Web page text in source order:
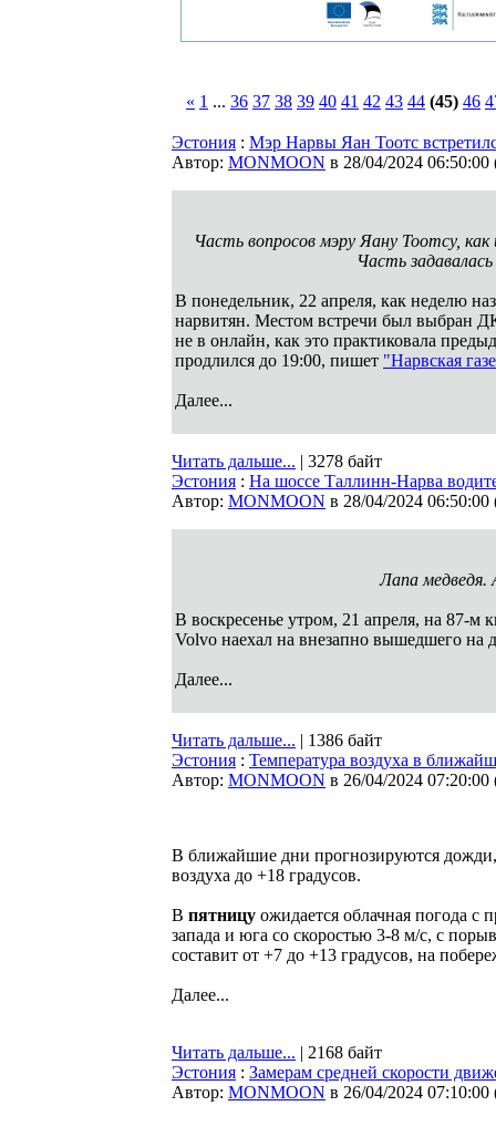
« 1 ... 36 37 38 39 40 41 42 43 44 (45) 46
Эстония : Мэр Нарвы Яан Тоотс
Автор: MONMOON в 28/04/2024 06:50:00
Часть вопросов мэру Яану Тоотсу, как
Часть
В понедельник, 22 апреля, как неделю
нарвитян. Местом встречи был выбран
не в онлайн, как это практиковала
продлился до 19:00, пишет "Нарвская
Далее...
Читать дальше... | 3278 байт
Эстония : На шоссе Таллинн-Нарва
Автор: MONMOON в 28/04/2024 06:50:00
Лапа медведя.
В воскресенье утром, 21 апреля, на 87-м
Volvo наехал на внезапно вышедшего на
Далее...
Читать дальше... | 1386 байт
Эстония : Температура воздуха в
Автор: MONMOON в 26/04/2024 07:20:00
В ближайшие дни прогнозируются
воздуха до +18 градусов.
В пятницу ожидается облачная погода с
запада и юга со скоростью 3-8 м/с, с
составит от +7 до +13 градусов, на
Далее...
Читать дальше... | 2168 байт
Эстония : Замерам средней скорости
Автор: MONMOON в 26/04/2024 07:10:00